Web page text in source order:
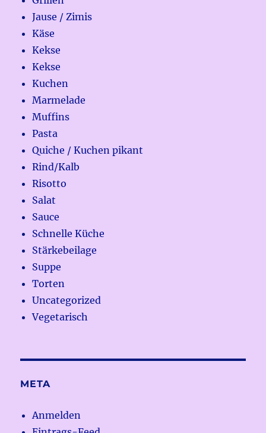
Jause / Zimis
Käse
Kekse
Kekse
Kuchen
Marmelade
Muffins
Pasta
Quiche / Kuchen pikant
Rind/Kalb
Risotto
Salat
Sauce
Schnelle Küche
Stärkebeilage
Suppe
Torten
Uncategorized
Vegetarisch
META
Anmelden